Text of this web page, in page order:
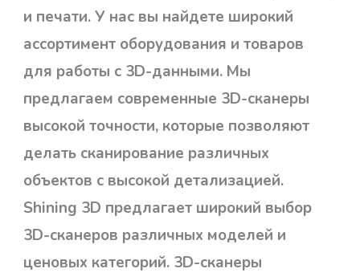
и печати. У нас вы найдете широкий
ассортимент оборудования и товаров
для работы с 3D-данными. Мы
предлагаем современные 3D-сканеры
высокой точности, которые позволяют
делать сканирование различных
объектов с высокой детализацией.
Shining 3D предлагает широкий выбор
3D-сканеров различных моделей и
ценовых категорий. 3D-сканеры